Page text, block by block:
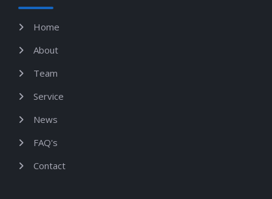
Home
About
Team
Service
News
FAQ's
Contact